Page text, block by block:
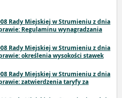
Rady Miejskiej w Strumieniu z dnia
Regulaminu wynagradzania
Rady Miejskiej w Strumieniu z dnia
określenia wysokości stawek
Rady Miejskiej w Strumieniu z dnia
zatwierdzenia taryfy za